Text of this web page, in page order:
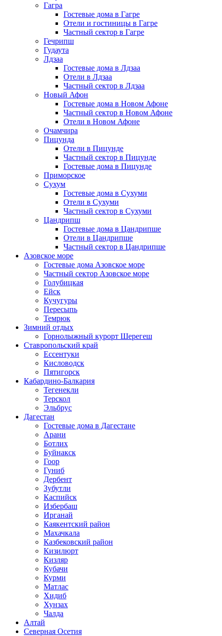
Гагра
Гостевые дома в Гагре
Отели и гостиницы в Гагре
Частный сектор в Гагре
Гечрипш
Гудаута
Лдзаа
Гостевые дома в Лдзаа
Отели в Лдзаа
Частный сектор в Лдзаа
Новый Афон
Гостевые дома в Новом Афоне
Частный сектор в Новом Афоне
Отели в Новом Афоне
Очамчира
Пицунда
Отели в Пицунде
Частный сектор в Пицунде
Гостевые дома в Пицунде
Приморское
Сухум
Гостевые дома в Сухуми
Отели в Сухуми
Частный сектор в Сухуми
Цандрипш
Гостевые дома в Цандрипше
Отели в Цандрипше
Частный сектор в Цандрипше
Азовское море
Гостевые дома Азовское море
Частный сектор Азовское море
Голубицкая
Ейск
Кучугуры
Пересыпь
Темрюк
Зимний отдых
Горнолыжный курорт Шерегеш
Ставропольский край
Ессентуки
Кисловодск
Пятигорск
Кабардино-Балкария
Тегенекли
Терскол
Эльбрус
Дагестан
Гостевые дома в Дагестане
Арани
Ботлих
Буйнакск
Гоор
Гуниб
Дербент
Зубутли
Каспийск
Избербаш
Ирганай
Каякентский район
Махачкала
Казбековский район
Кизилюрт
Кизляр
Кубачи
Курми
Матлас
Хидиб
Хунзах
Чалда
Алтай
Северная Осетия